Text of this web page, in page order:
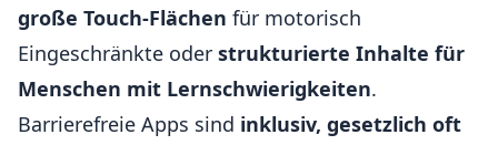
große Touch-Flächen für motorisch
Eingeschränkte oder strukturierte Inhalte für
Menschen mit Lernschwierigkeiten.
Barrierefreie Apps sind inklusiv, gesetzlich oft